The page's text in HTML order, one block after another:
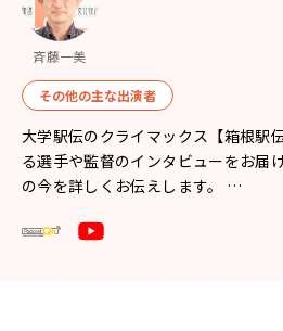
斉藤一美
その他の主な出演者
大学駅伝のクライマックス【箱根駅
る選手や監督のインタビューをお届
の今を詳しくお伝えします。 …